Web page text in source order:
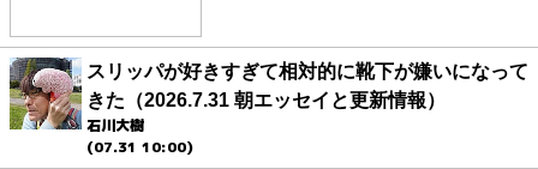
スリッパが好きすぎて相対的に靴下が嫌いになって
きた（2026.7.31 朝エッセイと更新情報）
石川大樹
(07.31 10:00)